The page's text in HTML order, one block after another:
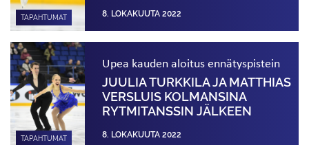
TAPAHTUMAT 8. LOKAKUUTA 2022
TAPAHTUMAT
Upea kauden aloitus ennätyspistein
JUULIA TURKKILA JA MATTHIAS
VERSLUIS KOLMANSINA
RYTMITANSSIN JÄLKEEN
8. LOKAKUUTA 2022